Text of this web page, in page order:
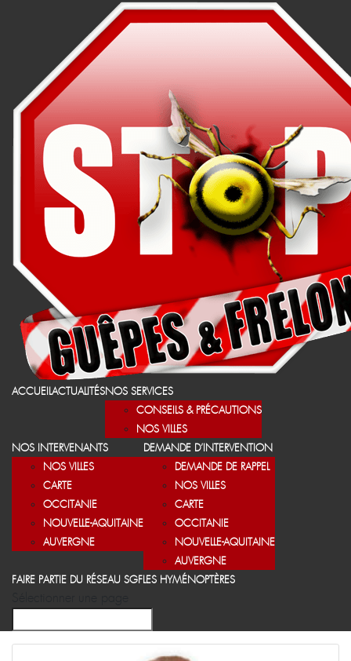
ACCUEILACTUALITÉSNOS SERVICES
CONSEILS & PRÉCAUTIONS
NOS VILLES
NOS INTERVENANTS
NOS VILLES
CARTE
OCCITANIE
NOUVELLE-AQUITAINE
AUVERGNE
DEMANDE D’INTERVENTION
DEMANDE DE RAPPEL
NOS VILLES
CARTE
OCCITANIE
NOUVELLE-AQUITAINE
AUVERGNE
FAIRE PARTIE DU RÉSEAU SGFLES HYMÉNOPTÈRES